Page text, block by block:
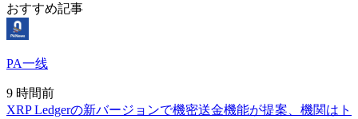
おすすめ記事
PA一线
9 時間前
XRP Ledgerの新バージョンで機密送金機能が提案、機関はト